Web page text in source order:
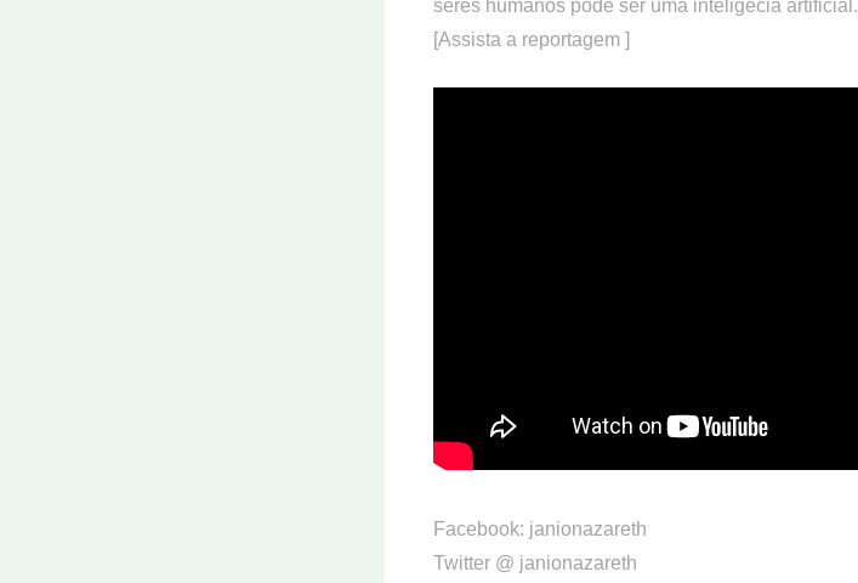
seres humanos pode ser uma inteligêcia artificial.
[Assista a reportagem ]
Facebook: janionazareth
Twitter @ janionazareth